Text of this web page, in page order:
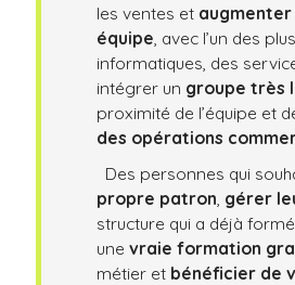
les ventes et
équipe, avec l’un des plus
informatiques, des
intégrer un groupe très
proximité de l’équipe et
des opérations
Des personnes qui
propre patron, gérer
structure qui a déjà
unevraie formation
métier et bénéficier de